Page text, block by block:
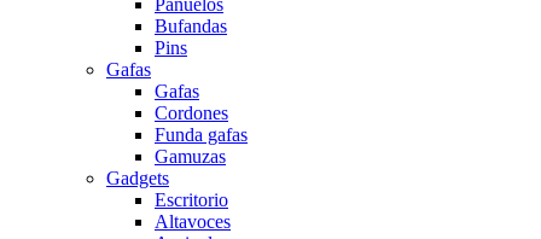
Bufandas
Pins
Gafas
Gafas
Cordones
Funda gafas
Gamuzas
Gadgets
Escritorio
Altavoces